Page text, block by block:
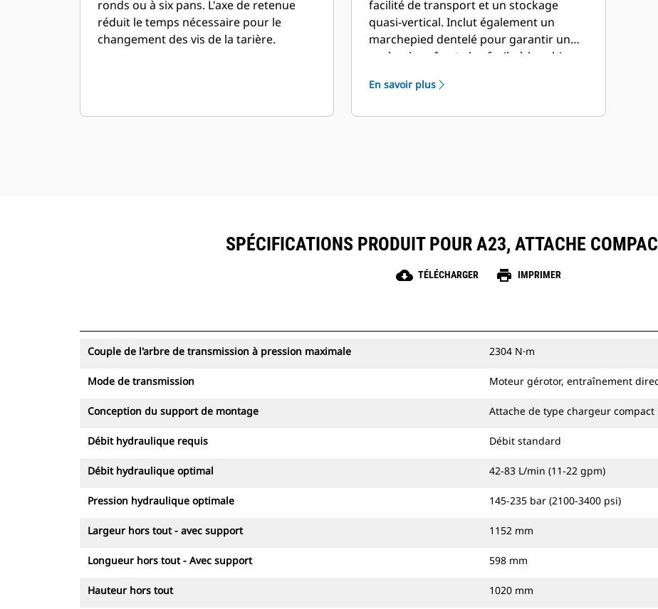
ronds ou à six pans. L'axe de retenue
réduit le temps nécessaire pour le
changement des vis de la tarière.
facilité de transport et un stockage
quasi-vertical. Inclut également un
marchepied dentelé pour garantir un
accès plus sûr et plus facile à la cabine.
En savoir plus
SPÉCIFICATIONS PRODUIT POUR A23, ATTACHE
cloud_download TÉLÉCHARGER print IMPRIMER
Couple de l'arbre de transmission à pression maximale 2304 N·m
Mode de transmission Moteur gérotor, entraînement
Conception du support de montage Attache de type chargeur
Débit hydraulique requis Débit standard
Débit hydraulique optimal 42-83 L/min (11-22 gpm)
Pression hydraulique optimale 145-235 bar (2100-3400 psi)
Largeur hors tout - avec support 1152 mm
Longueur hors tout - Avec support 598 mm
Hauteur hors tout 1020 mm